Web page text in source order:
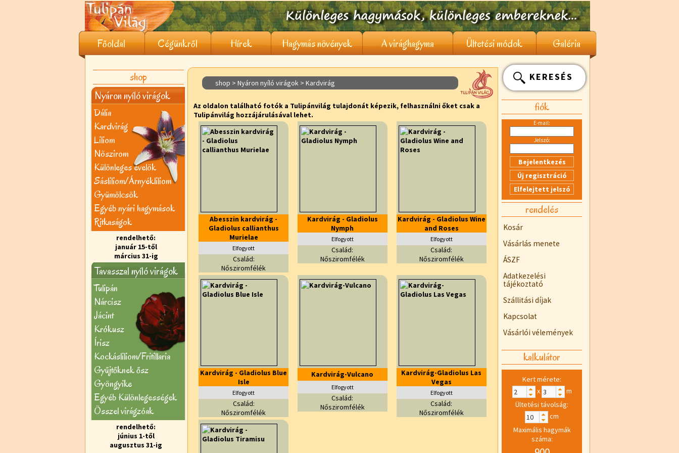
Főoldal Cégünkről Hírek Hagymás növények A virághagyma Ültetési módok Galéria
shop
Nyáron nyíló virágok
Dália
Kardvirág
Liliom
Nõszirom
Különleges évelõk
Sásliliom/Árnyékliliom
Gyümölcsök
Egyéb nyári hagymások
Ritkaságok
rendelhető:
január 15-től
március 31-ig
Tavasszal nyíló virágok
Tulipán
Nárcisz
Jácint
Krókusz
Írisz
Kockásliliom/Fritillaria
Gyűjtőknek ősz
Gyöngyike
Egyéb Különlegességek
Õsszel virágzóak
rendelhető:
június 1-től
augusztus 31-ig
shop > Nyáron nyíló virágok > Kardvirág
Az oldalon található fotók a Tulipánvilág tulajdonát képezik, felhasználni őket csak a
Tulipánvilág hozzájárulásával lehet.
Abesszin kardvirág -
Gladiolus callianthus
Murielae
Elfogyott
Család:
Nősziromfélék
Kardvirág - Gladiolus
Nymph
Elfogyott
Család:
Nősziromfélék
Kardvirág - Gladiolus Wine
and Roses
Elfogyott
Család:
Nősziromfélék
Kardvirág - Gladiolus Blue
Isle
Elfogyott
Család:
Nősziromfélék
Kardvirág-Vulcano
Elfogyott
Család:
Nősziromfélék
Kardvirág-Gladiolus Las
Vegas
Elfogyott
Család:
Nősziromfélék
KERESÉS
fiók
E-mail:
Jelszó:
rendelés
Kosár
Vásárlás menete
ÁSZF
Adatkezelési
tájékoztató
Szállitási díjak
Kapcsolat
Vásárlói vélemények
kalkulátor
Kert mérete:
x
m
Ültetési távolság:
cm
Maximális hagymák
száma: